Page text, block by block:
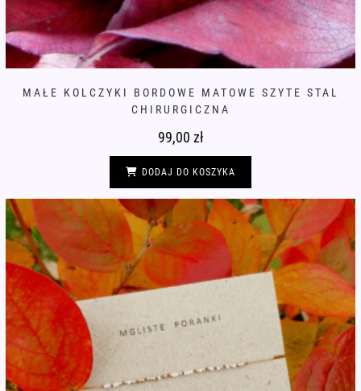
MAŁE KOLCZYKI BORDOWE MATOWE SZYTE STAL
CHIRURGICZNA
99,00 zł
DODAJ DO KOSZYKA